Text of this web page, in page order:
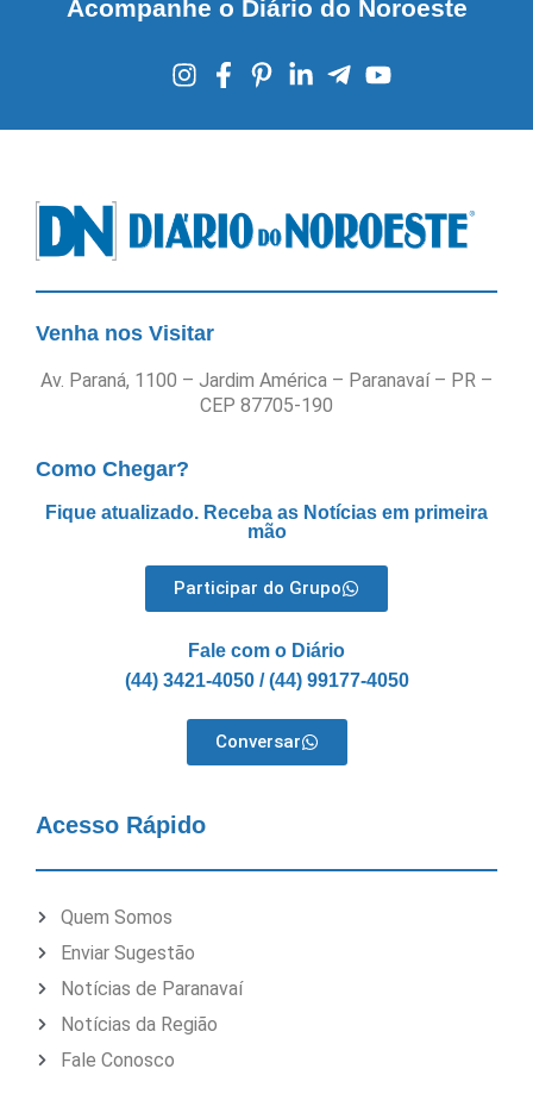
Acompanhe o Diário do Noroeste
Venha nos Visitar
Av. Paraná, 1100 – Jardim América – Paranavaí – PR –
CEP 87705-190
Como Chegar?
Fique atualizado. Receba as Notícias em primeira
mão
Participar do Grupo
Fale com o Diário
(44) 3421-4050 / (44) 99177-4050
Conversar
Acesso Rápido
Quem Somos
Enviar Sugestão
Notícias de Paranavaí
Notícias da Região
Fale Conosco